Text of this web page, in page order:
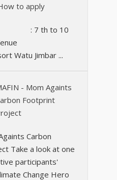
to apply
th to 10
Venue
Watu Jimbar ...
- Mom Againts
Footprint
Carbon
Take a look at one
participants'
Change Hero